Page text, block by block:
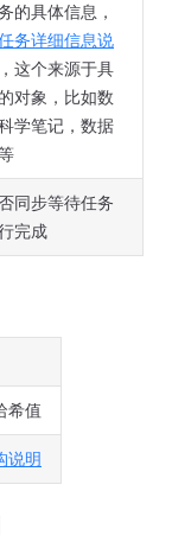
的具体信息，
务详细信息说
，这个来源于具
对象，比如数
学笔记，数据
同步等待任务
完成
希值
说明